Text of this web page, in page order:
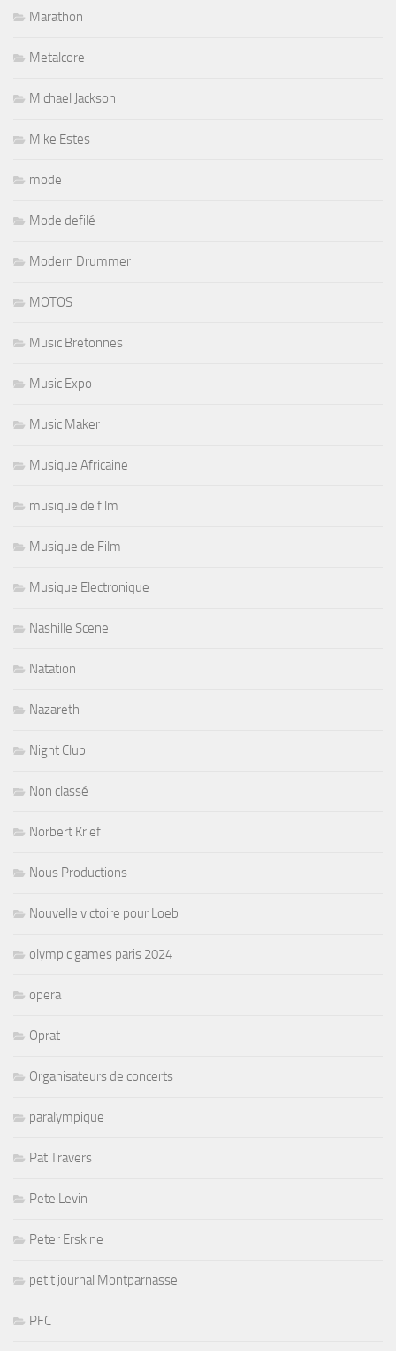
Marathon
Metalcore
Michael Jackson
Mike Estes
mode
Mode defilé
Modern Drummer
MOTOS
Music Bretonnes
Music Expo
Music Maker
Musique Africaine
musique de film
Musique de Film
Musique Electronique
Nashille Scene
Natation
Nazareth
Night Club
Non classé
Norbert Krief
Nous Productions
Nouvelle victoire pour Loeb
olympic games paris 2024
opera
Oprat
Organisateurs de concerts
paralympique
Pat Travers
Pete Levin
Peter Erskine
petit journal Montparnasse
PFC